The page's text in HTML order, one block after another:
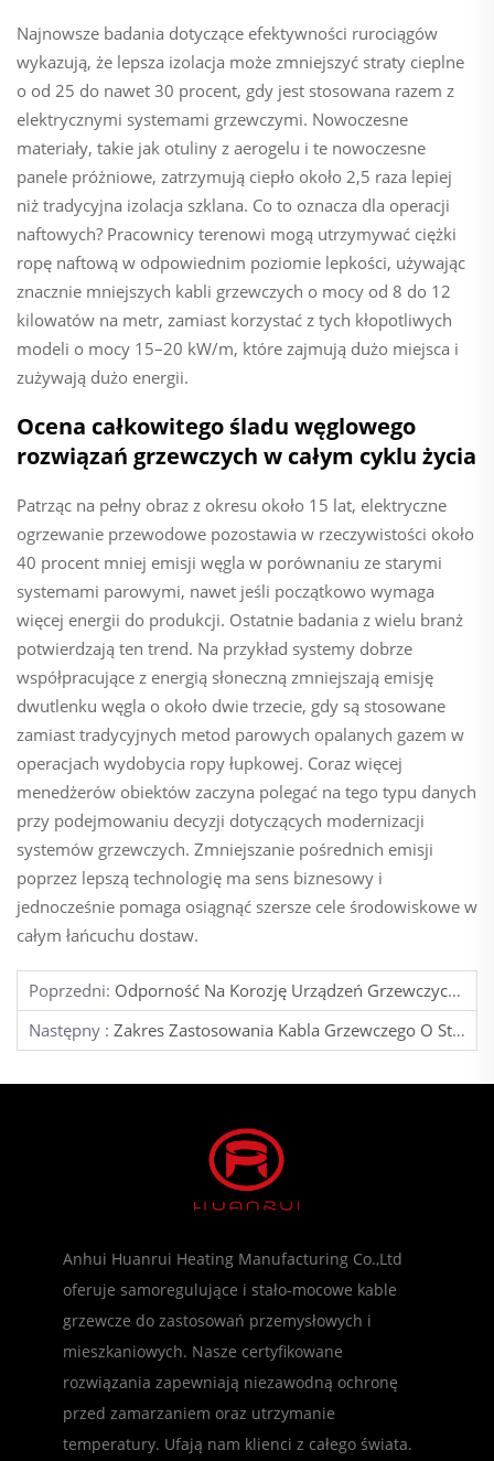
Najnowsze badania dotyczące efektywności rurociągów
wykazują, że lepsza izolacja może zmniejszyć straty cieplne
o od 25 do nawet 30 procent, gdy jest stosowana razem z
elektrycznymi systemami grzewczymi. Nowoczesne
materiały, takie jak otuliny z aerogelu i te nowoczesne
panele próżniowe, zatrzymują ciepło około 2,5 raza lepiej
niż tradycyjna izolacja szklana. Co to oznacza dla operacji
naftowych? Pracownicy terenowi mogą utrzymywać ciężki
ropę naftową w odpowiednim poziomie lepkości, używając
znacznie mniejszych kabli grzewczych o mocy od 8 do 12
kilowatów na metr, zamiast korzystać z tych kłopotliwych
modeli o mocy 15–20 kW/m, które zajmują dużo miejsca i
zużywają dużo energii.
Ocena całkowitego śladu węglowego
rozwiązań grzewczych w całym cyklu życia
Patrząc na pełny obraz z okresu około 15 lat, elektryczne
ogrzewanie przewodowe pozostawia w rzeczywistości około
40 procent mniej emisji węgla w porównaniu ze starymi
systemami parowymi, nawet jeśli początkowo wymaga
więcej energii do produkcji. Ostatnie badania z wielu branż
potwierdzają ten trend. Na przykład systemy dobrze
współpracujące z energią słoneczną zmniejszają emisję
dwutlenku węgla o około dwie trzecie, gdy są stosowane
zamiast tradycyjnych metod parowych opalanych gazem w
operacjach wydobycia ropy łupkowej. Coraz więcej
menedżerów obiektów zaczyna polegać na tego typu danych
przy podejmowaniu decyzji dotyczących modernizacji
systemów grzewczych. Zmniejszanie pośrednich emisji
poprzez lepszą technologię ma sens biznesowy i
jednocześnie pomaga osiągnąć szersze cele środowiskowe w
całym łańcuchu dostaw.
Poprzedni: Odporność Na Korozję Urządzeń Grzewczych Do Przemysłu Naftowego I Gazowniczego
Następny : Zakres Zastosowania Kabla Grzewczego O Stałej Mocy
Anhui Huanrui Heating Manufacturing Co.,Ltd
oferuje samoregulujące i stało-mocowe kable
grzewcze do zastosowań przemysłowych i
mieszkaniowych. Nasze certyfikowane
rozwiązania zapewniają niezawodną ochronę
przed zamarzaniem oraz utrzymanie
temperatury. Ufają nam klienci z całego świata.